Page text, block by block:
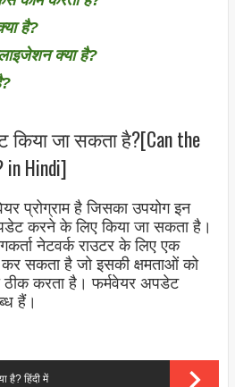
है?
क्या है?
किया जा सकता है?[Can the
in Hindi]
प्रोग्राम है जिसका उपयोग इन
करने के लिए किया जा सकता है।
नेटवर्क राउटर के लिए एक
सकता है जो इसकी क्षमताओं को
ठीक करता है। फर्मवेयर अपडेट
हैं।
है? हिंदी में